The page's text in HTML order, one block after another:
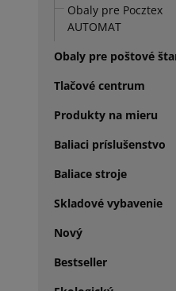
Obaly pre Pocztex
AUTOMAT
Obaly pre poštové
Tlačové centrum
Produkty na mieru
Baliaci príslušenstvo
Baliace stroje
Skladové vybavenie
Nový
Bestseller